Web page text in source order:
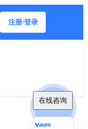
在线咨询
注册/登录
在线咨询